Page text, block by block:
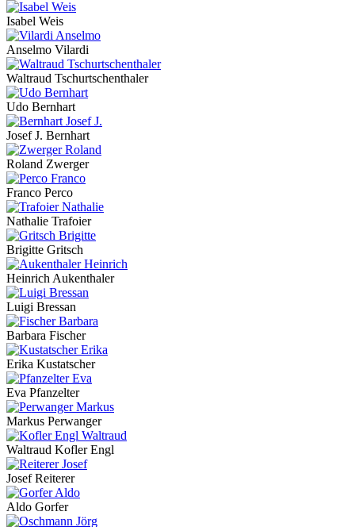
Isabel Weis
Anselmo Vilardi
Waltraud Tschurtschenthaler
Udo Bernhart
Josef J. Bernhart
Roland Zwerger
Franco Perco
Nathalie Trafoier
Brigitte Gritsch
Heinrich Aukenthaler
Luigi Bressan
Barbara Fischer
Erika Kustatscher
Eva Pfanzelter
Markus Perwanger
Waltraud Kofler Engl
Josef Reiterer
Aldo Gorfer